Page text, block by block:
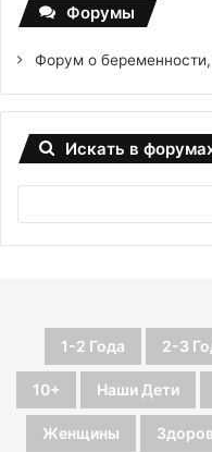
Форумы
Форум о
Искать в
1-2 Года 2-3
10+ Наши Дети
Женщины